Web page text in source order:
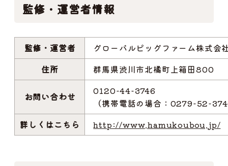
監修・運営者情報
監修・運営者
グローバルピッグファーム株式会
住所
群馬県渋川市北橘町上箱田800
お問い合わせ
0120-44-3746
（携帯電話の場合：0279-52-
詳しくはこちら
http://www.hamukoubou.jp/